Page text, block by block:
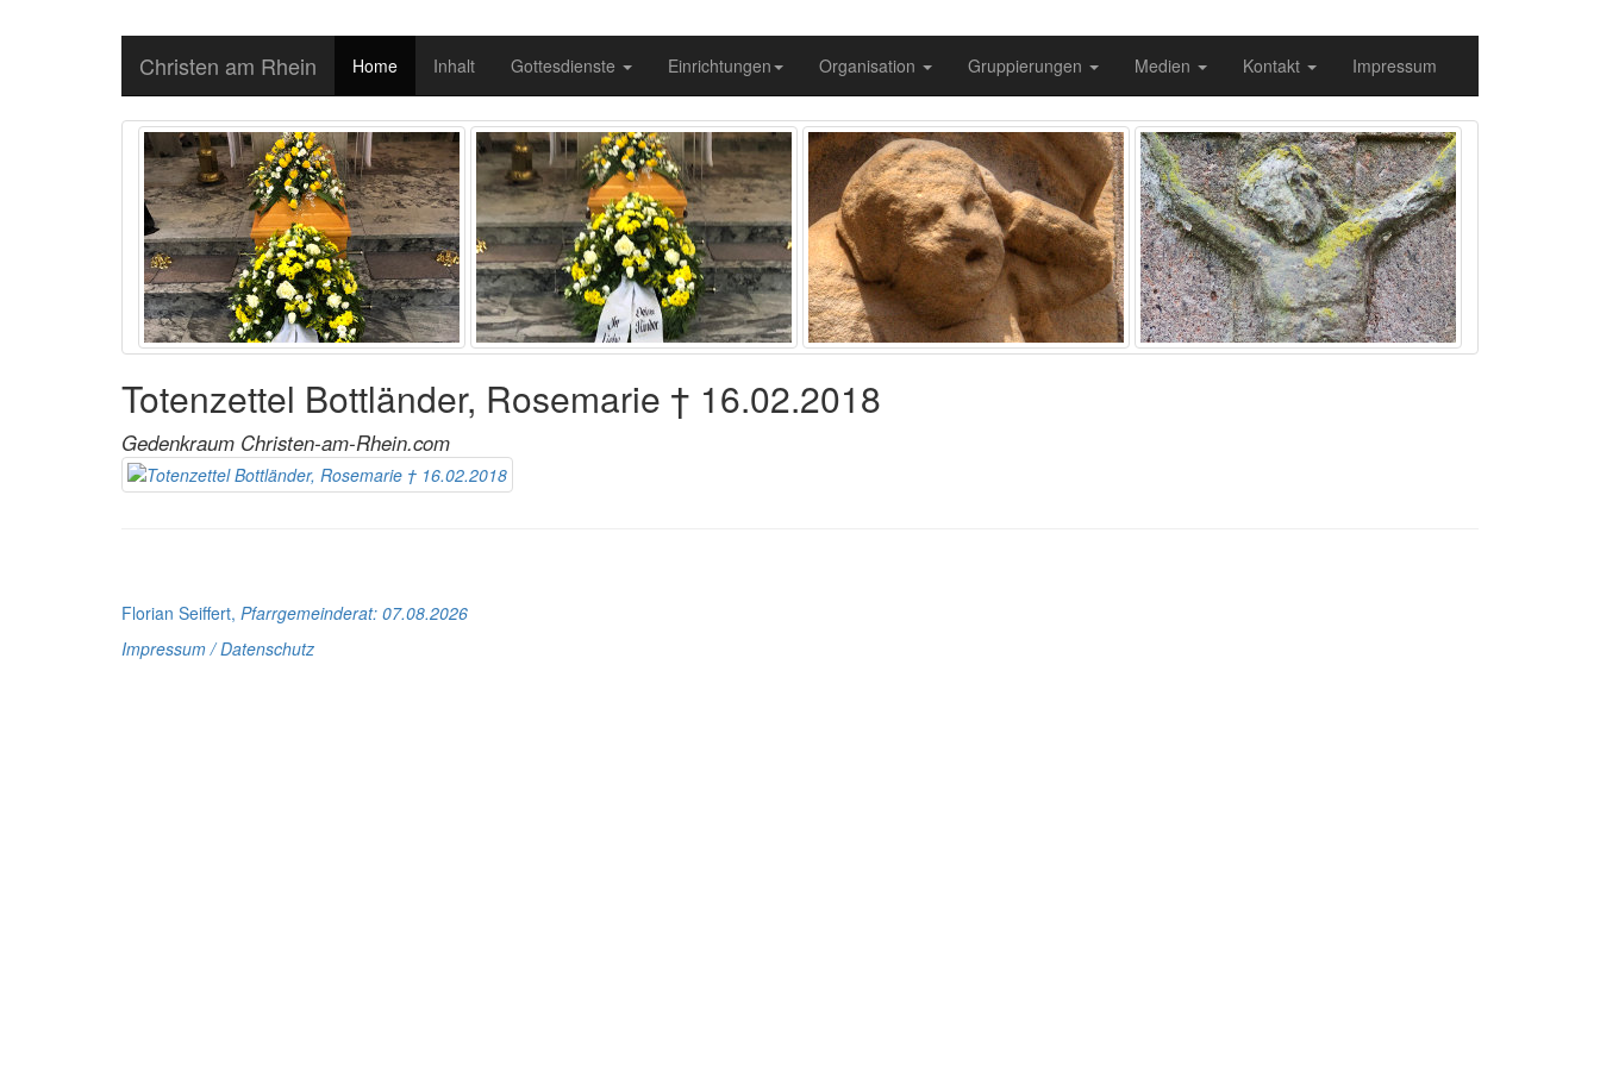
Christen am Rhein Home Inhalt Gottesdienste Einrichtungen Organisation Gruppierungen Medien Kontakt Impressum
Totenzettel Bottländer, Rosemarie † 16.02.2018
Gedenkraum Christen-am-Rhein.com
Florian Seiffert, Pfarrgemeinderat: 07.08.2026
Impressum / Datenschutz